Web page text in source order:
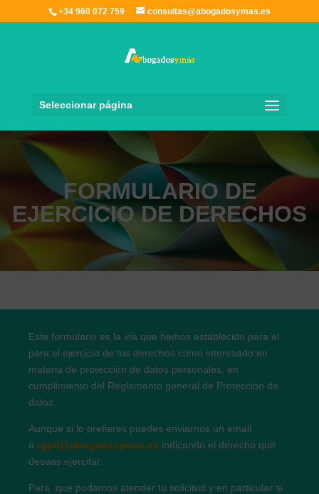
+34 960 072 759 consultas@abogadosymas.es
Seleccionar página
FORMULARIO DE
EJERCICIO DE DERECHOS
Este formulario es la vía que hemos establecido para el
para el ejercicio de tus derechos como interesado en
materia de protección de datos personales, en
cumplimiento del Reglamento general de Protección de
datos.
Aunque si lo prefieres puedes enviarnos un email
a rgpd@abogadosymas.es indicando el derecho que
deseas ejercitar.
Para que podamos atender tu solicitud y en particular si